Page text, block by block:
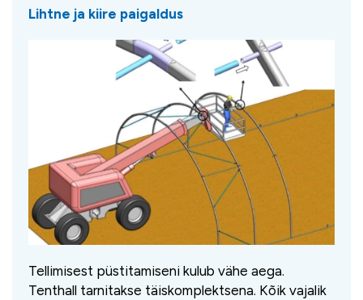
Lihtne ja kiire paigaldus
Tellimisest püstitamiseni kulub vähe aega.
Tenthall tarnitakse täiskomplektsena. Kõik vajalik